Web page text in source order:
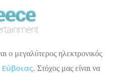
ο μεγαλύτερος ηλεκτρονικός
. Στόχος μας είναι να